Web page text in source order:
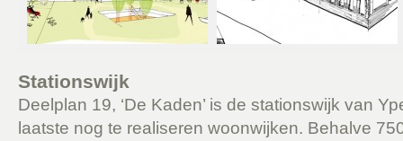
Stationswijk
Deelplan 19, ‘De Kaden’ is de stationswijk van
laatste nog te realiseren woonwijken. Behalve